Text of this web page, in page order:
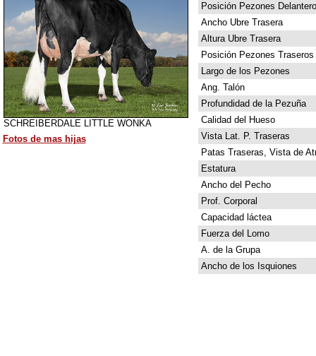
SCHREIBERDALE LITTLE WONKA
Fotos de mas hijas
Posición Pezones
Ancho Ubre Trasera
Altura Ubre Trasera
Posición Pezones Traseros
Largo de los Pezones
Ang. Talón
Profundidad de la Pezuña
Calidad del Hueso
Vista Lat. P. Traseras
Patas Traseras, Vista de
Estatura
Ancho del Pecho
Prof. Corporal
Capacidad láctea
Fuerza del Lomo
A. de la Grupa
Ancho de los Isquiones